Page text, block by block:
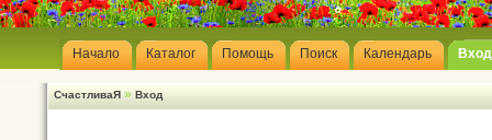
Начало Каталог Помощь Поиск Календарь Вход
СчастливаЯ » Вход